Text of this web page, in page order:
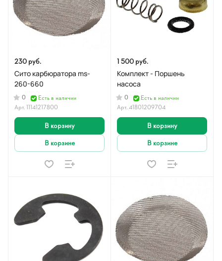
230 руб.
Сито карбюратора ms-
260-660
0
Есть в наличии
Арт.11141217800
В корзину
В корзине
1 500 руб.
Комплект - Поршень
насоса
0
Есть в наличии
Арт.41801209704
В корзину
В корзине